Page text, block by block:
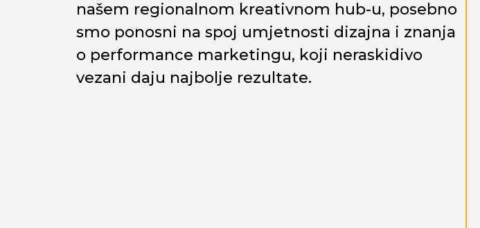
našem regionalnom kreativnom hub-u, posebno
smo ponosni na spoj umjetnosti dizajna i znanja
o performance marketingu, koji neraskidivo
vezani daju najbolje rezultate.